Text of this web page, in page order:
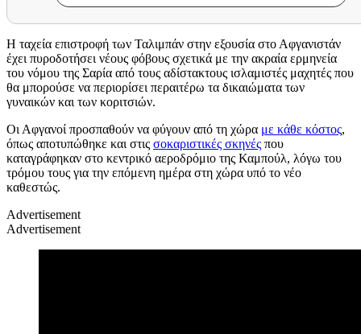
Η ταχεία επιστροφή των Ταλιμπάν στην εξουσία στο Αφγανιστάν
έχει πυροδοτήσει νέους φόβους σχετικά με την ακραία ερμηνεία
του νόμου της Σαρία από τους αδίστακτους ισλαμιστές μαχητές που
θα μπορούσε να περιορίσει περαιτέρω τα δικαιώματα των
γυναικών και των κοριτσιών.
Οι Αφγανοί προσπαθούν να φύγουν από τη χώρα με κάθε κόστος,
όπως αποτυπώθηκε και στις σοκαριστικές σκηνές που
καταγράφηκαν στο κεντρικό αεροδρόμιο της Καμπούλ, λόγω του
τρόμου τους για την επόμενη ημέρα στη χώρα υπό το νέο
καθεστώς.
Advertisement
Advertisement